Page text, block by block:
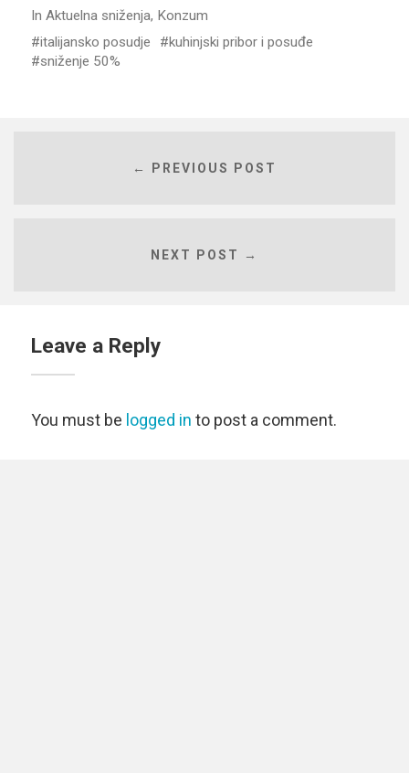
In Aktuelna sniženja, Konzum
italijansko posudje
kuhinjski pribor i posuđe
sniženje 50%
← PREVIOUS POST
NEXT POST →
Leave a Reply
You must be logged in to post a comment.